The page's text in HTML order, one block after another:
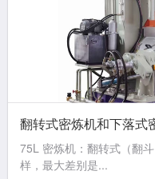
翻转式密炼机和下落式
75L 密炼机：翻转式（翻
样，最大差别是...